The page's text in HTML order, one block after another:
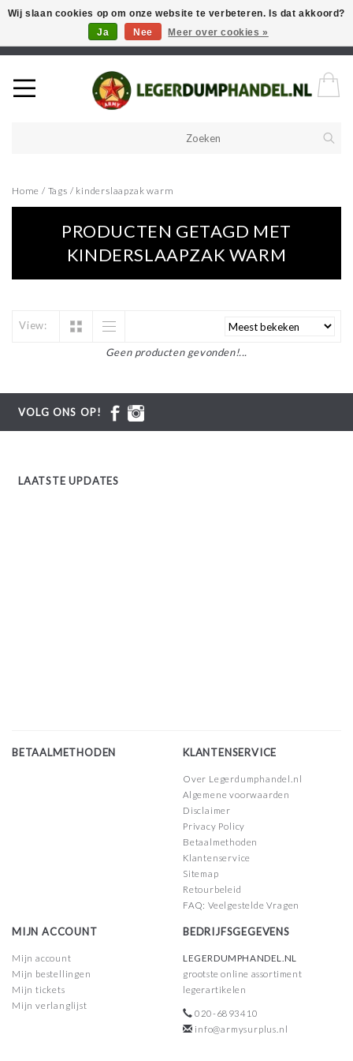
Welkom in onze webshop! Als u een product zoekt en deze niet kan
vinden in de webwinkel, neem vooral contact op!
Home / Tags / kinderslaapzak warm
PRODUCTEN GETAGD MET
KINDERSLAAPZAK WARM
View:
Geen producten gevonden!...
VOLG ONS OP!
LAATSTE UPDATES
BETAALMETHODEN KLANTENSERVICE
Over Legerdumphandel.nl
Algemene voorwaarden
Disclaimer
Privacy Policy
Betaalmethoden
Klantenservice
Sitemap
Retourbeleid
FAQ: Veelgestelde Vragen
MIJN ACCOUNT
Mijn account
Mijn bestellingen
Mijn tickets
Mijn verlanglijst
BEDRIJFSGEGEVENS
LEGERDUMPHANDEL.NL
grootste online assortiment
legerartikelen
020-6893410
info@armysurplus.nl
Wij slaan cookies op om onze website te verbeteren. Is dat akkoord?
Ja
Nee Meer over cookies »